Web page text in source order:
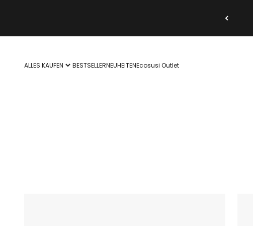
ALLES KAUFEN BESTSELLERNEUHEITENEcosusi Outlet